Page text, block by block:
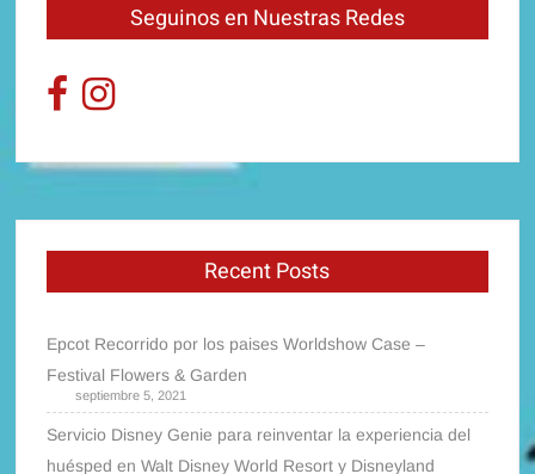
Seguinos en Nuestras Redes
Recent Posts
Epcot Recorrido por los paises Worldshow Case –
Festival Flowers & Garden
septiembre 5, 2021
Servicio Disney Genie para reinventar la experiencia del
huésped en Walt Disney World Resort y Disneyland